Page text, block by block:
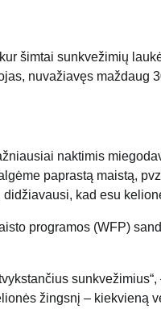
šimtai sunkvežimių
nuvažiavęs maždaug
naktimis
paprastą maistą,
kad esu
programos (WFP)
žingsnį – kiekvieną